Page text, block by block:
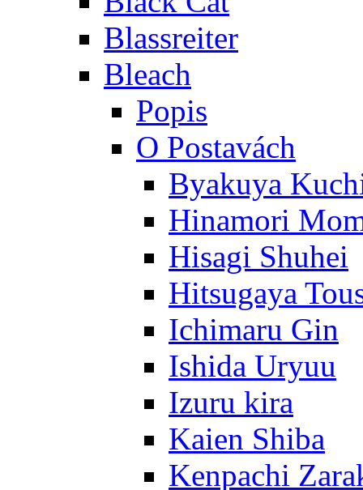
Blassreiter
Bleach
Popis
O Postavách
Byakuya
Hinamori
Hisagi Shuhei
Hitsugaya
Ichimaru Gin
Ishida Uryuu
Izuru kira
Kaien Shiba
Kenpachi